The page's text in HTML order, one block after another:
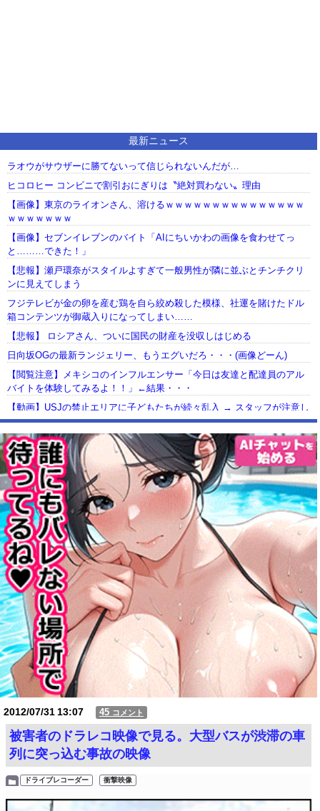
最新ニュース
ラオウがサウザーに勝てないって信じられないんだが…
ヒコロヒー コンビニで割引おにぎりは〝絶対買わない〟理由
【画像】東京のライオンさん、溶けるｗｗｗｗｗｗｗｗｗｗｗｗｗｗｗ
ｗｗｗｗｗｗｗ
【画像】セブンイレブンのバイト「AIにちいかわの画像を食わせてっ
と………できた！」
【悲報】瀬戸環奈がスタイルよすぎて一般男性が隣に並ぶとチンチクリ
ンに見えてしまう
フジテレビが金の卵を産む鶏を自ら絞め殺した模様、社運を賭けたドル
箱コンテンツが御蔵入りになってしまい……
【悲報】 ロシアさん、ついに国民の財産を没収しはじめる
日向坂OGの最新ランジェリー、もうエグいだろ・・・(画像どーん)
【閲覧注意】メキシコのインフルエンサー「今日は友達と配達員のアル
バイトを体験してみるよ！！」←結果・・・
【動画】USJの禁止エリアに子どもたちが続々乱入 → スタッフが注意し
ても止まらない事態に
Powered by livedoor 相互RSS
2012/07/3113:07 45 コメント
被害者のドラレコ映像で見る。大型バスが渋滞の車
列に突っ込む事故の映像
ドライブレコーダー 衝撃映像